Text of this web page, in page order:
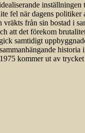
fel när dagens
från sin bostad i
att det förekom
samtidigt
kommer ut av